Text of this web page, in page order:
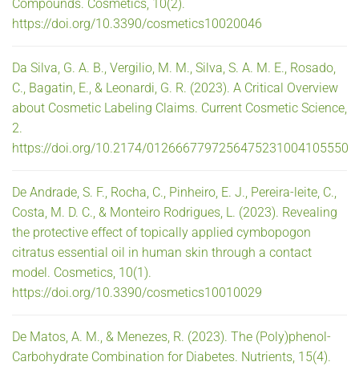
Compounds. Cosmetics, 10(2).
https://doi.org/10.3390/cosmetics10020046
Da Silva, G. A. B., Vergilio, M. M., Silva, S. A. M. E., Rosado,
C., Bagatin, E., & Leonardi, G. R. (2023). A Critical Overview
about Cosmetic Labeling Claims. Current Cosmetic Science,
2.
https://doi.org/10.2174/0126667797256475231004105550
De Andrade, S. F., Rocha, C., Pinheiro, E. J., Pereira-leite, C.,
Costa, M. D. C., & Monteiro Rodrigues, L. (2023). Revealing
the protective effect of topically applied cymbopogon
citratus essential oil in human skin through a contact
model. Cosmetics, 10(1).
https://doi.org/10.3390/cosmetics10010029
De Matos, A. M., & Menezes, R. (2023). The (Poly)phenol-
Carbohydrate Combination for Diabetes. Nutrients, 15(4).